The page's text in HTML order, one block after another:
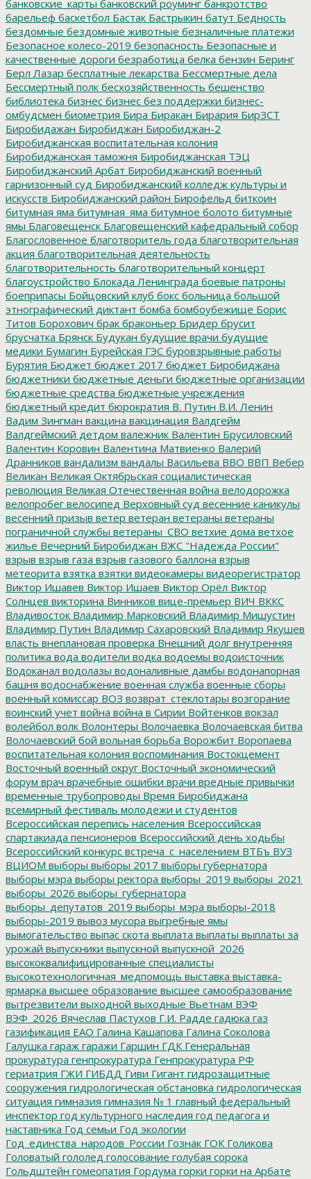
банковские_карты банковский роуминг банкротство
барельеф баскетбол Бастак Бастрыкин батут Бедность
бездомные бездомные животные безналичные платежи
Безопасное колесо-2019 безопасность Безопасные и
качественные дороги безработица белка бензин Беринг
Берл Лазар бесплатные лекарства Бессмертные дела
Бессмертный полк бесхозяйственность бешенство
библиотека бизнес бизнес без поддержки бизнес-
омбудсмен биометрия Бира Биракан Бирария БирЗСТ
Биробидажан Биробиджан Биробиджан-2
Биробиджанская воспитательная колония
Биробиджанская таможня Биробиджанская ТЭЦ
Биробиджанский Арбат Биробиджанский военный
гарнизонный суд Биробиджанский колледж культуры и
искусств Биробиджанский район Бирофельд биткоин
битумная яма битумная_яма битумное болото битумные
ямы Благовещенск Благовещенский кафедральный собор
Благословенное благотворитель года благотворительная
акция благотворительная деятельность
благотворительность благотворительный концерт
благоустройство Блокада Ленинграда боевые патроны
боеприпасы Бойцовский клуб бокс больница большой
этнографический диктант бомба бомбоубежище Борис
Титов Борохович брак браконьер Бридер брусит
брусчатка Брянск Будукан будущие врачи будущие
медики Бумагин Бурейская ГЭС буровзрывные работы
Бурятия Бюджет бюджет 2017 бюджет Биробиджана
бюджетники бюджетные деньги бюджетные организации
бюджетные средства бюджетные учреждения
бюджетный кредит бюрократия В. Путин В.И. Ленин
Вадим Зингман вакцина вакцинация Валдгейм
Валдгеймский детдом валежник Валентин Брусиловский
Валентин Коровин Валентина Матвиенко Валерий
Дранников вандализм вандалы Васильева ВВО ВВП Вебер
Великан Великая Октябрьская социалистическая
революция Великая Отечественная война велодорожка
велопробег велосипед Верховный суд весенние каникулы
весенний призыв ветер ветеран ветераны ветераны
пограничной службы ветераны_СВО ветхие дома ветхое
жилье Вечерний Биробиджан ВЖС "Надежда России"
взрыв взрыв газа взрыв газового баллона взрыв
метеорита взятка взятки видеокамеры видеорегистратор
Виктор Ишавев Виктор Ишаев Виктор Орёл Виктор
Солнцев викторина Винников вице-премьер ВИЧ ВККС
Владивосток Владимир Марковский Владимир Мишустин
Владимир Путин Владимир Сахаровский Владимир Якушев
власть внеплановая проверка Внешний долг внутренняя
политика вода водители водка водоемы водоисточник
Водоканал водолазы водоналивные дамбы водонапорная
башня водоснабжение военная служба военные сборы
военный комиссар ВОЗ возврат_стеклотары возгорание
воинский учет война война в Сирии Войтенков вокзал
волейбол волк Волонтеры Волочаевка Волочаевская битва
Волочаевский бой вольная борьба Ворожбит Воропаева
воспитательная колония воспоминания Востокцемент
Восточный военный округ Восточный экономический
форум врач врачебные ошибки врачи вредные привычки
временные трубопроводы Время Биробиджана
всемирный фестиваль молодежи и студентов
Всероссийская перепись населения Всероссийская
спартакиада пенсионеров Всероссийский день ходьбы
Всероссийский конкурс встреча_с_населением ВТБъ ВУЗ
ВЦИОМ выборы выборы 2017 выборы губернатора
выборы мэра выборы ректора выборы_2019 выборы_2021
выборы_2026 выборы_губернатора
выборы_депутатов_2019 выборы_мэра выборы-2018
выборы-2019 вывоз мусора выгребные ямы
вымогательство выпас скота выплата выплаты выплаты за
урожай выпускники выпускной выпускной_2026
высококвалифицированные специалисты
высокотехнологичная_медпомощь выставка выставка-
ярмарка высшее образование высшее самообразование
вытрезвители выходной выходные Вьетнам ВЭФ
ВЭФ_2026 Вячеслав Пастухов Г.И. Радде гадюка газ
газификация ЕАО Галина Кашапова Галина Соколова
Галушка гараж гаражи Гаршин ГДК Генеральная
прокуратура генпрокуратура Генпрокуратура РФ
гериатрия ГЖИ ГИБДД Гиви Гигант гидрозащитные
сооружения гидрологическая обстановка гидрологическая
ситуация гимназия гимназия № 1 главный федеральный
инспектор год культурного наследия год педагога и
наставника Год семьи Год экологии
Год_единства_народов_России Гознак ГОК Голикова
Головатый гололед голосование голубая сорока
Гольдштейн гомеопатия Гордума горки горки на Арбате